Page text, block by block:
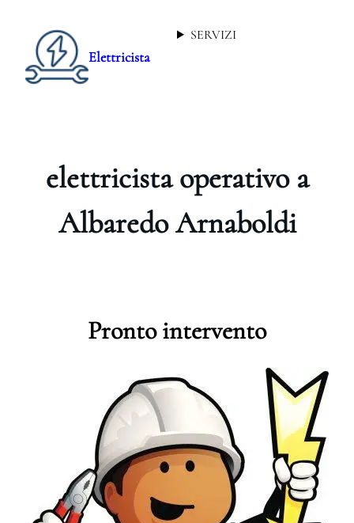
Elettricista
SERVIZI
elettricista operativo a
Albaredo Arnaboldi
Pronto intervento